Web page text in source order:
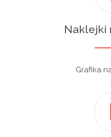
Naklejki
Grafika